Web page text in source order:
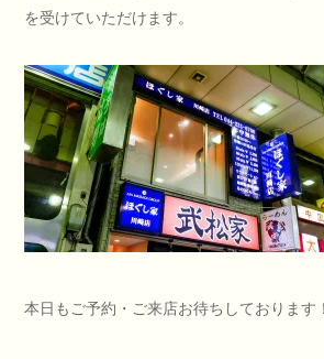
を受けていただけます。
本日もご予約・ご来店お待ちしております！